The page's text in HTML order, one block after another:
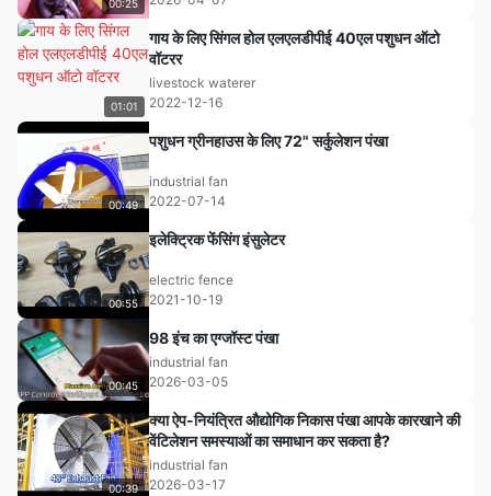
00:25
01:01
गाय के लिए सिंगल होल एलएलडीपीई 40एल पशुधन ऑटो
वॉटरर
livestock waterer
2022-12-16
00:49
पशुधन ग्रीनहाउस के लिए 72" सर्कुलेशन पंखा
industrial fan
2022-07-14
00:55
इलेक्ट्रिक फेंसिंग इंसुलेटर
electric fence
2021-10-19
00:45
98 इंच का एग्जॉस्ट पंखा
industrial fan
2026-03-05
00:39
क्या ऐप-नियंत्रित औद्योगिक निकास पंखा आपके कारखाने की
वेंटिलेशन समस्याओं का समाधान कर सकता है?
industrial fan
2026-03-17